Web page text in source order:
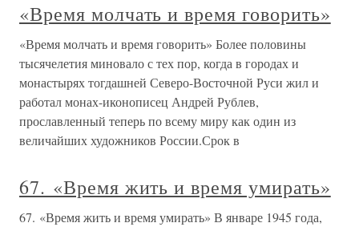
«Время молчать и время говорить»
«Время молчать и время говорить» Более половины
тысячелетия миновало с тех пор, когда в городах и
монастырях тогдашней Северо-Восточной Руси жил и
работал монах-иконописец Андрей Рублев,
прославленный теперь по всему миру как один из
величайших художников России.Срок в
67. «Время жить и время умирать»
67. «Время жить и время умирать» В январе 1945 года,